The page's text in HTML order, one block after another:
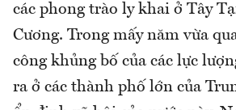
các phong trào ly khai ở Tây
Cương. Trong mấy năm vừa
công khủng bố của các lực
ra ở các thành phố lớn của